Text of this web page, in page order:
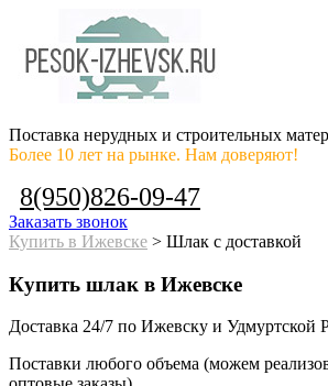
Поставка нерудных и строительных
Более 10 лет на рынке. Нам доверяют!
8(950)826-09-47
Заказать звонок
Купить в Ижевске > Шлак с доставкой
Купить шлак в Ижевске
Доставка 24/7 по Ижевску и Удмуртской
Поставки любого объема (можем